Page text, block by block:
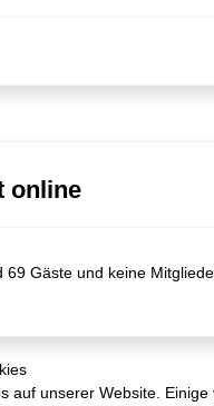
online
69 Gäste und keine
auf unserer Website. Einige